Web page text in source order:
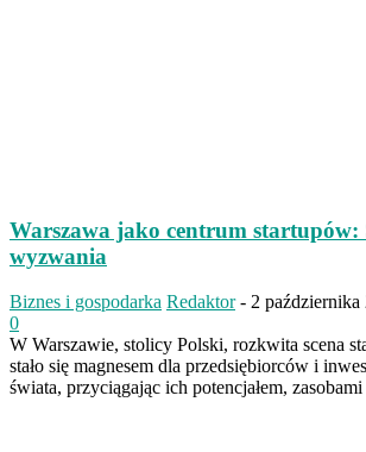
Warszawa jako centrum startupów:
wyzwania
Biznes i gospodarka Redaktor - 2 października
0
W Warszawie, stolicy Polski, rozkwita scena
stało się magnesem dla przedsiębiorców i
świata, przyciągając ich potencjałem,